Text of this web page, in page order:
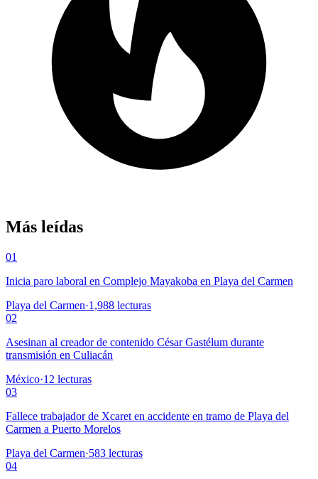
Más leídas
01
Inicia paro laboral en Complejo Mayakoba en Playa del Carmen
Playa del Carmen·1,988 lecturas
02
Asesinan al creador de contenido César Gastélum durante
transmisión en Culiacán
México·12 lecturas
03
Fallece trabajador de Xcaret en accidente en tramo de Playa del
Carmen a Puerto Morelos
Playa del Carmen·583 lecturas
04